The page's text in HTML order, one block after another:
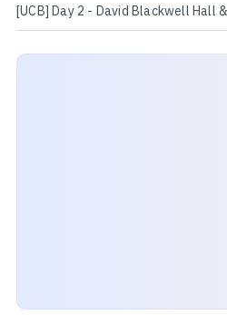
[UCB] Day 2 - David Blackwell Hall